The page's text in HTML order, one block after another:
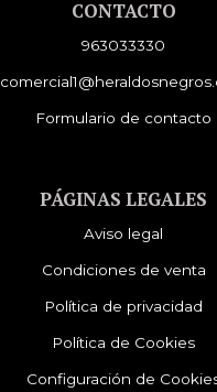
CONTACTO
963033330
Formulario de contacto
PÁGINAS LEGALES
Aviso legal
Condiciones de venta
Política de privacidad
Política de Cookies
Configuración de